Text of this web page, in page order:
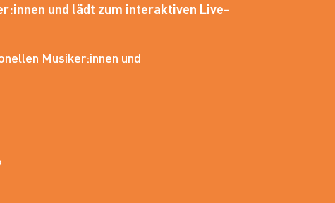
und lädt zum interaktiven Live-
Musiker:innen und